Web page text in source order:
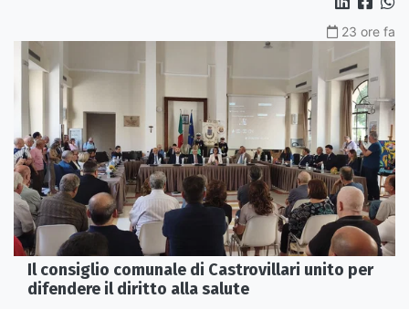
23 ore fa
Il consiglio comunale di Castrovillari unito per
difendere il diritto alla salute